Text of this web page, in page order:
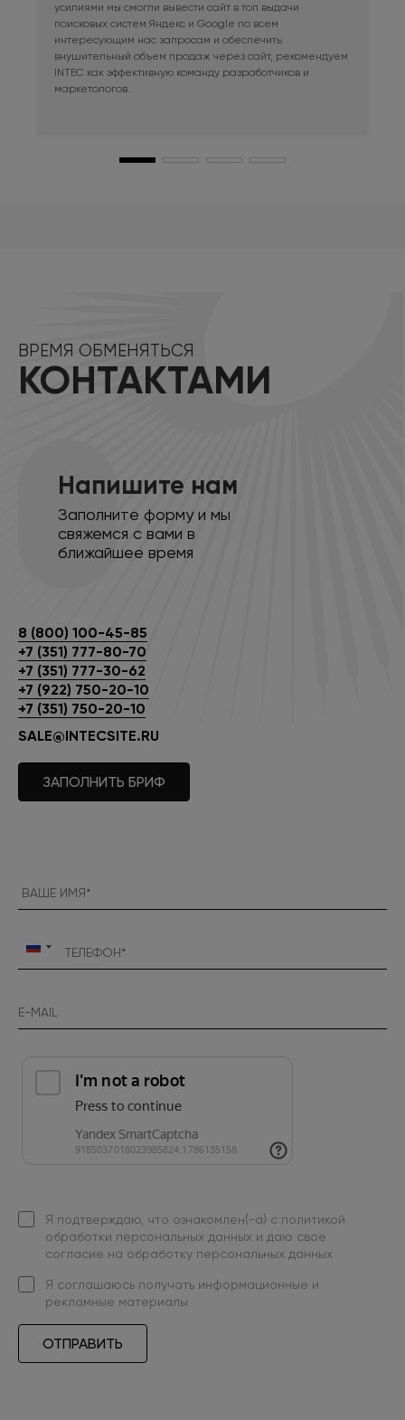
усилиями мы смогли вывести сайт в топ выдачи
поисковых систем Яндекс и Google по всем
интересующим нас запросам и обеспечить
внушительный объем продаж через сайт, рекомендуем
INTEC как эффективную команду разработчиков и
маркетологов.
ВРЕМЯ ОБМЕНЯТЬСЯ
КОНТАКТАМИ
Напишите нам
Заполните форму и мы
свяжемся с вами в
ближайшее время
8 (800) 100-45-85
+7 (351) 777-80-70
+7 (351) 777-30-62
+7 (922) 750-20-10
+7 (351) 750-20-10
SALE@INTECSITE.RU
ЗАПОЛНИТЬ БРИФ
Россия
Я подтверждаю, что ознакомлен(-а) с политикой
обработки персональных данных и даю свое
согласие на обработку персональных данных
Я соглашаюсь получать информационные и
рекламные материалы
ОТПРАВИТЬ